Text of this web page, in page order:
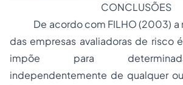
CONCLUSÕES
De acordo com FILHO (2003) a
das empresas avaliadoras de risco
impõe para
independentemente de qualquer